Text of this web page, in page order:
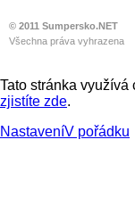
© 2011 Sumpersko.NET
Všechna práva vyhrazena
Tato stránka
zjistíte zde.
NastaveníV pořádku